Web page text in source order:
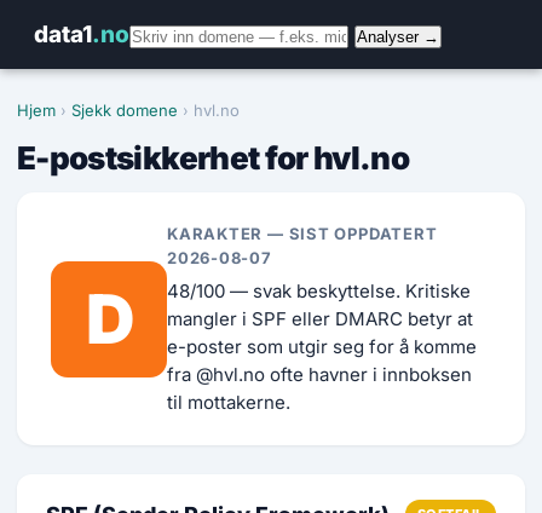
data1.no Analyser →
Hjem › Sjekk domene › hvl.no
E-postsikkerhet for hvl.no
D
KARAKTER — SIST OPPDATERT
2026-08-07
48/100 — svak beskyttelse. Kritiske
mangler i SPF eller DMARC betyr at
e-poster som utgir seg for å komme
fra @hvl.no ofte havner i innboksen
til mottakerne.